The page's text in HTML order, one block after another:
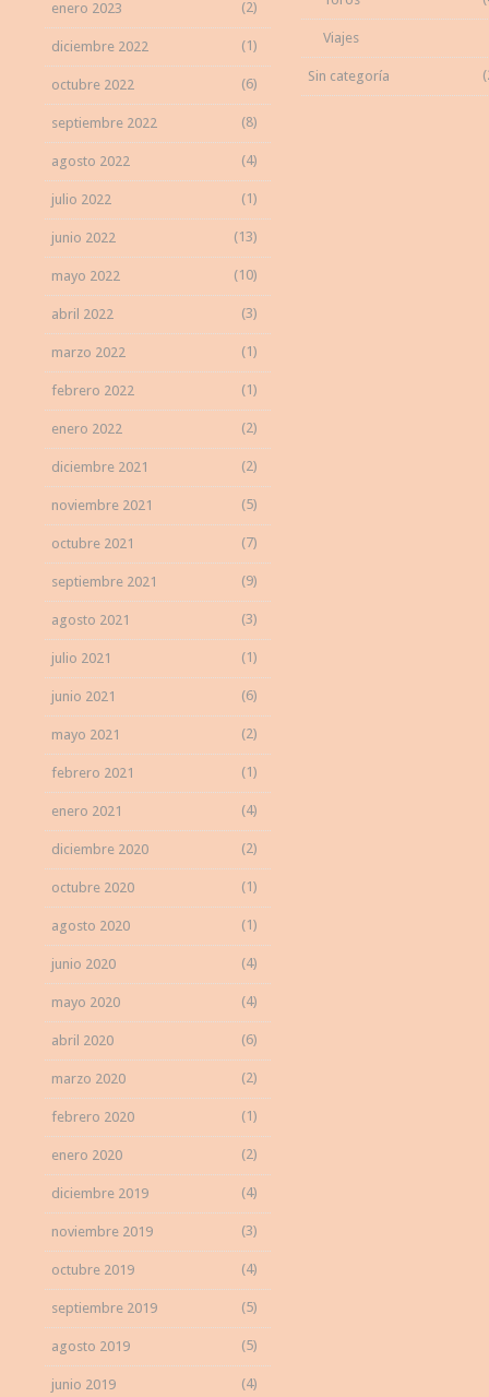
enero 2023 (2)
diciembre 2022 (1)
octubre 2022 (6)
septiembre 2022 (8)
agosto 2022 (4)
julio 2022 (1)
junio 2022 (13)
mayo 2022 (10)
abril 2022 (3)
marzo 2022 (1)
febrero 2022 (1)
enero 2022 (2)
diciembre 2021 (2)
noviembre 2021 (5)
octubre 2021 (7)
septiembre 2021 (9)
agosto 2021 (3)
julio 2021 (1)
junio 2021 (6)
mayo 2021 (2)
febrero 2021 (1)
enero 2021 (4)
diciembre 2020 (2)
octubre 2020 (1)
agosto 2020 (1)
junio 2020 (4)
mayo 2020 (4)
abril 2020 (6)
marzo 2020 (2)
febrero 2020 (1)
enero 2020 (2)
diciembre 2019 (4)
noviembre 2019 (3)
octubre 2019 (4)
septiembre 2019 (5)
agosto 2019 (5)
junio 2019 (4)
Viajes
Sin categoría